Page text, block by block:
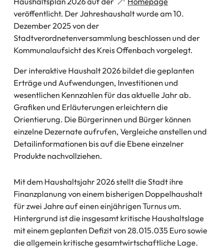
einem
neuen
Tab)
veröffentlicht. Der Jahreshaushalt wurde am 10.
Dezember 2025 von der
Stadtverordnetenversammlung beschlossen und der
Kommunalaufsicht des Kreis Offenbach vorgelegt.
Der interaktive Haushalt 2026 bildet die geplanten
Erträge und Aufwendungen, Investitionen und
wesentlichen Kennzahlen für das aktuelle Jahr ab.
Grafiken und Erläuterungen erleichtern die
Orientierung. Die Bürgerinnen und Bürger können
einzelne Dezernate aufrufen, Vergleiche anstellen und
Detailinformationen bis auf die Ebene einzelner
Produkte nachvollziehen.
Mit dem Haushaltsjahr 2026 stellt die Stadt ihre
Finanzplanung von einem bisherigen Doppelhaushalt
für zwei Jahre auf einen einjährigen Turnus um.
Hintergrund ist die insgesamt kritische Haushaltslage
mit einem geplanten Defizit von 28.015.035 Euro sowie
die allgemein kritische gesamtwirtschaftliche Lage.